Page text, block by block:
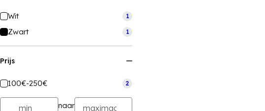
Wit 1
Zwart 1
Prijs
100€-250€ 2
naar